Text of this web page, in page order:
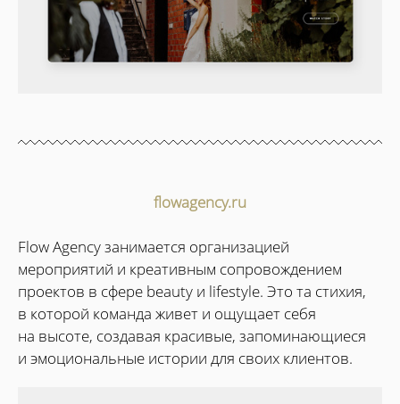
flowagency.ru
Flow Agency занимается организацией
мероприятий и креативным сопровождением
проектов в сфере beauty и lifestyle. Это та стихия,
в которой команда живет и ощущает себя
на высоте, создавая красивые, запоминающиеся
и эмоциональные истории для своих клиентов.